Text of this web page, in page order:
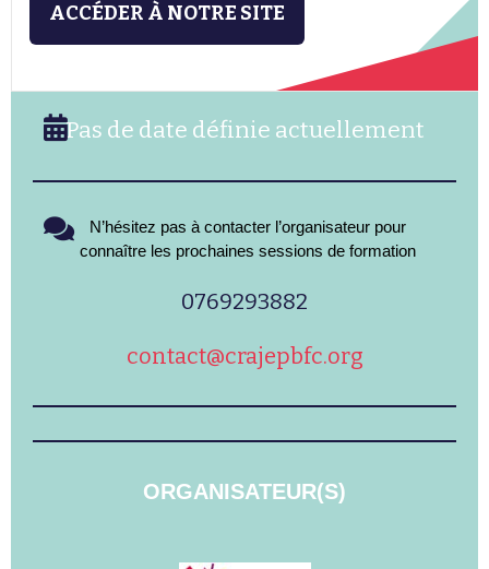
ACCÉDER À NOTRE SITE
Pas de date définie actuellement
N’hésitez pas à contacter l’organisateur pour
connaître les prochaines sessions de formation
0769293882
contact@crajepbfc.org
ORGANISATEUR(S)